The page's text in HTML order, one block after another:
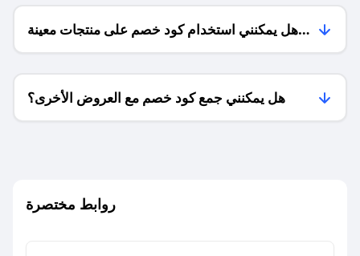
هل يمكنني استخدام كود خصم على منتجات معينة
فقط؟
هل يمكنني جمع كود خصم مع العروض الأخرى؟
روابط مختصرة